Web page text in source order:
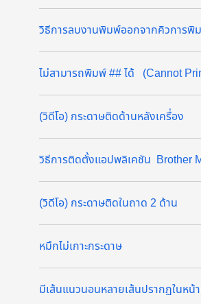
วิธีการลบงานพิมพ์ออกจากคิวการพิ
ไม่สามารถพิมพ์ ## ได้ (Cannot
(วิดีโอ) กระดาษติดด้านหลังเครื่อง
วิธีการติดตั้งแอปพลิเคชัน Brother
(วิดีโอ) กระดาษติดในถาด 2 ด้าน
หมึกไม่เกาะกระดาษ
มีเส้นแนวนอนหลายเส้นปรากฏในหน้